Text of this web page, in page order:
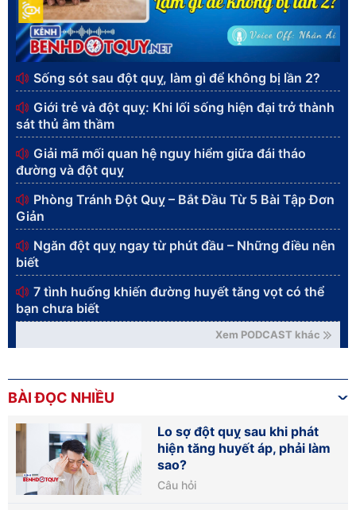
Sống sót sau đột quỵ, làm gì để không bị lần 2?
Giới trẻ và đột quỵ: Khi lối sống hiện đại trở thành
sát thủ âm thầm
Giải mã mối quan hệ nguy hiểm giữa đái tháo
đường và đột quỵ
Phòng Tránh Đột Quỵ – Bắt Đầu Từ 5 Bài Tập Đơn
Giản
Ngăn đột quỵ ngay từ phút đầu – Những điều nên
biết
7 tình huống khiến đường huyết tăng vọt có thể
bạn chưa biết
Xem PODCAST khác
BÀI ĐỌC NHIỀU
Lo sợ đột quỵ sau khi phát
hiện tăng huyết áp, phải làm
sao?
Câu hỏi